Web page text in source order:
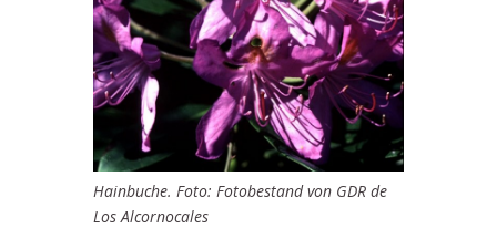
Hainbuche. Foto: Fotobestand von GDR de
Los Alcornocales